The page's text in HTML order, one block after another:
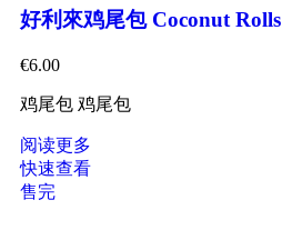
好利來鸡尾包 Coconut Rolls
€6.00
鸡尾包 鸡尾包
阅读更多
快速查看
售完